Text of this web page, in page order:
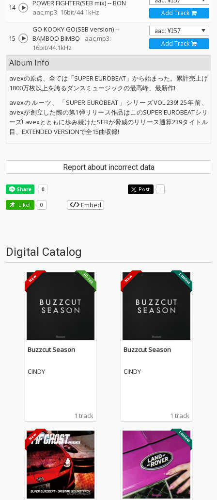
14 POWER FIGHTER(SEB mix)--BON
aac,mp3: 16bit/44.1kHz
Add Track
15
GO KOOKY GO(SEB version)--
BAMBOO BIMBO
aac,mp3:
16bit/44.1kHz
Add Track
Album Info
avexの原点、全ては「SUPER EUROBEAT」から始まった。累計売上げ
1000万枚以上を誇るダンスミュージックの最高峰、最新作!
avexのルーツ、「SUPER EUROBEAT」シリーズVOL.239! 25年前、
avexが創立した際の第1弾リリース作品はこのSUPER EUROBEATシリ
ーズ! avexとともに歩み続けたSEBが脅威のリリース通算239タイトル
目、EXTENDED VERSIONで全15曲収録!
Report about incorrect data
Post -
Like! 0 Embed
Digital Catalog
Buzzcut Season
CINDY
1 track
Buzzcut Season
CINDY
1 track